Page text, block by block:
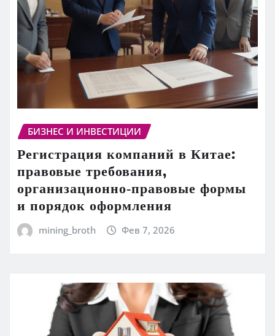
БИЗНЕС И ИНВЕСТИЦИИ
Регистрация компаний в Китае:
правовые требования,
организационно‑правовые формы
и порядок оформления
mining_broth Фев 7, 2026